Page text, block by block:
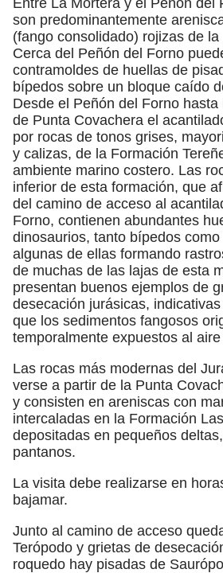
son predominantemente
(fango consolidado) rojizas de
Cerca del Peñón del Forno
contramoldes de huellas de
bípedos sobre un bloque caído
Desde el Peñón del Forno
de Punta Covachera el
por rocas de tonos grises,
y calizas, de la Formación
ambiente marino costero. Las
inferior de esta formación, que
del camino de acceso al
Forno, contienen abundantes
dinosaurios, tanto bípedos
algunas de ellas formando
de muchas de las lajas de esta
presentan buenos ejemplos de
desecación jurásicas,
que los sedimentos fangosos
temporalmente expuestos al
Las rocas más modernas del
verse a partir de la Punta
y consisten en areniscas con
intercaladas en la Formación
depositadas en pequeños
pantanos.
La visita debe realizarse en
bajamar.
Junto al camino de acceso
Terópodo y grietas de
roquedo hay pisadas de